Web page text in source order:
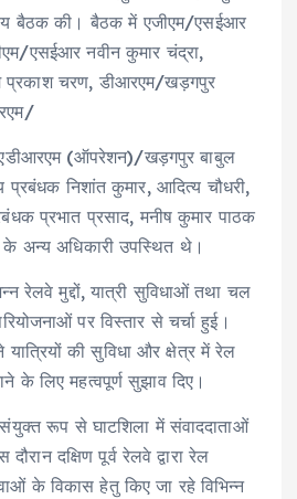
बैठक की। बैठक में एजीएम/एसईआर
एसईआर नवीन कुमार चंद्रा,
चरण, डीआरएम/खड़गपुर
(ऑपरेशन)/खड़गपुर बाबुल
प्रबंधक निशांत कुमार, आदित्य चौधरी,
प्रभात प्रसाद, मनीष कुमार पाठक
अन्य अधिकारी उपस्थित थे।
रेलवे मुद्दों, यात्री सुविधाओं तथा चल
पर विस्तार से चर्चा हुई।
यात्रियों की सुविधा और क्षेत्र में रेल
के लिए महत्वपूर्ण सुझाव दिए।
रूप से घाटशिला में संवाददाताओं
दक्षिण पूर्व रेलवे द्वारा रेल
के विकास हेतु किए जा रहे विभिन्न